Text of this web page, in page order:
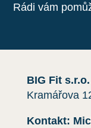
Rádi vám
BIG Fit s.r.o.
Kramářova
Kontakt: